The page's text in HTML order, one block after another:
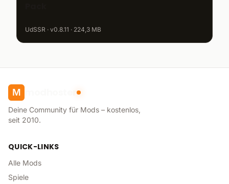
UdSSR · v0.8.11 · 224,3 MB
M
Deine Community für Mods – kostenlos,
seit 2010.
QUICK-LINKS
Alle Mods
Spiele